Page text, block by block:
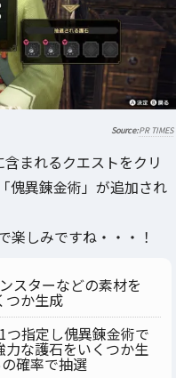
PR TIMES
まれるクエストをクリ
傀異錬金術」が追加され
楽しみですね・・・！
スターなどの素材を
つか生成
指定し傀異錬金術で
な護石をいくつか生
確率で抽選